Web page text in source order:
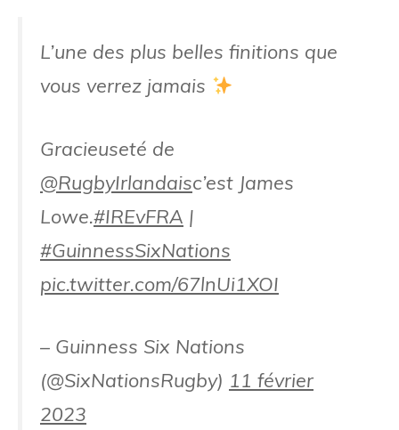
L’une des plus belles finitions que
vous verrez jamais
Gracieuseté de
@RugbyIrlandaisc’est James
Lowe.#IREvFRA |
#GuinnessSixNations
pic.twitter.com/67lnUi1XOI
– Guinness Six Nations
(@SixNationsRugby) 11 février
2023